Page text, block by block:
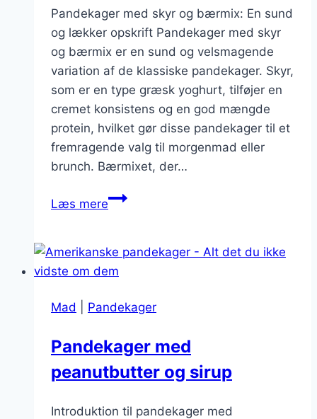
Pandekager med skyr og bærmix: En sund
og lækker opskrift Pandekager med skyr
og bærmix er en sund og velsmagende
variation af de klassiske pandekager. Skyr,
som er en type græsk yoghurt, tilføjer en
cremet konsistens og en god mængde
protein, hvilket gør disse pandekager til et
fremragende valg til morgenmad eller
brunch. Bærmixet, der…
Læs merePandekager
og
bærmix
Mad Pandekager
Pandekager med
peanutbutter og sirup
Introduktion til pandekager med